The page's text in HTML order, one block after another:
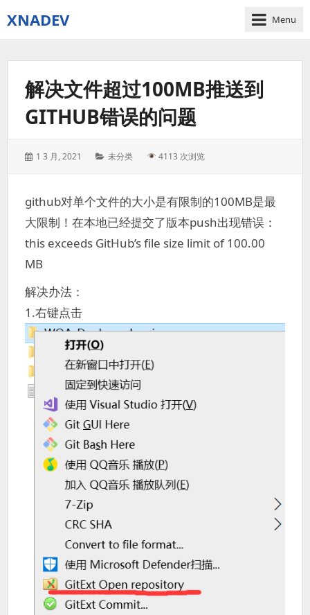
XNADEV Menu
解决文件超过100MB推送到
GITHUB错误的问题
Posted
1 3 月, 2021 Categories:
未分类 4113 次浏览
github对单个文件的大小是有限制的100MB是最
大限制！在本地已经提交了版本push出现错误：
this exceeds GitHub’s file size limit of 100.00
MB
解决办法：
1.右键点击